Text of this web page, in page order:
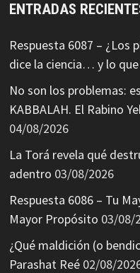
ENTRADAS
Respuesta 6087 – ¿Los
dice la ciencia… y lo
No son los problemas:
KABBALAH. El Rabino
04/08/2026
La Torá revela qué
adentro 03/08/2026
Respuesta 6086 – Tu
Mayor Propósito 03/08/
¿Qué maldición (o
Parashat Reé 02/08/